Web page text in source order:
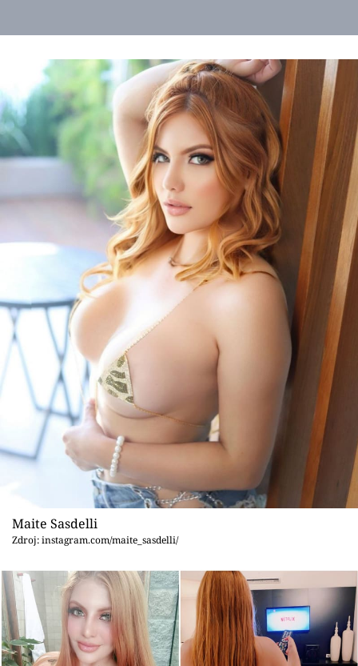
Maite Sasdelli
Zdroj: instagram.com/maite_sasdelli/